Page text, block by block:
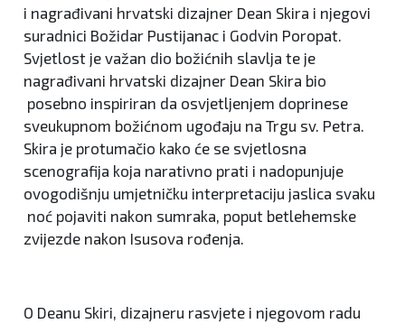
i nagrađivani hrvatski dizajner Dean Skira i njegovi
suradnici Božidar Pustijanac i Godvin Poropat.
Svjetlost je važan dio božićnih slavlja te je
nagrađivani hrvatski dizajner Dean Skira bio
posebno inspiriran da osvjetljenjem doprinese
sveukupnom božićnom ugođaju na Trgu sv. Petra.
Skira je protumačio kako će se svjetlosna
scenografija koja narativno prati i nadopunjuje
ovogodišnju umjetničku interpretaciju jaslica svaku
noć pojaviti nakon sumraka, poput betlehemske
zvijezde nakon Isusova rođenja.
O Deanu Skiri, dizajneru rasvjete i njegovom radu